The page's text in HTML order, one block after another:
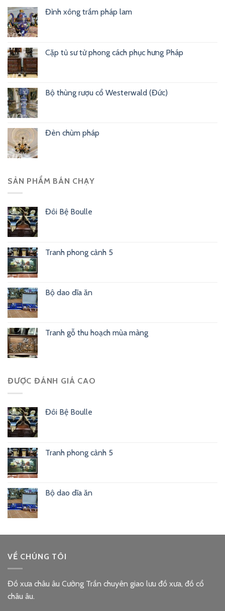
Đỉnh xông trầm pháp lam
Cặp tủ sư tử phong cách phục hưng Pháp
Bộ thùng rượu cổ Westerwald (Đức)
Đèn chùm pháp
SẢN PHẨM BÁN CHẠY
Đôi Bệ Boulle
Tranh phong cảnh 5
Bộ dao dĩa ăn
Tranh gỗ thu hoạch mùa màng
ĐƯỢC ĐÁNH GIÁ CAO
Đôi Bệ Boulle
Tranh phong cảnh 5
Bộ dao dĩa ăn
VỀ CHÚNG TÔI
Đồ xưa châu âu Cường Trần chuyên giao lưu đồ xưa, đồ cổ
châu âu.